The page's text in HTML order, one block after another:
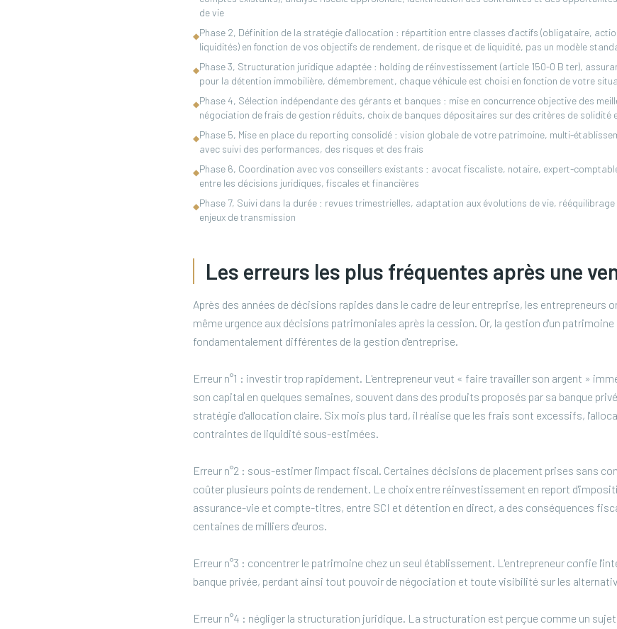
de vie
◆Phase 2, Définition de la stratégie d'allocation : répartition entre classes d'actifs (obligataire,
liquidités) en fonction de vos objectifs de rendement, de risque et de liquidité, pas un modèle
◆Phase 3, Structuration juridique adaptée : holding de réinvestissement (article 150-0 B ter),
pour la détention immobilière, démembrement, chaque véhicule est choisi en fonction de votre
◆Phase 4, Sélection indépendante des gérants et banques : mise en concurrence objective des
négociation de frais de gestion réduits, choix de banques dépositaires sur des critères de solidité
◆Phase 5, Mise en place du reporting consolidé : vision globale de votre patrimoine, multi-
avec suivi des performances, des risques et des frais
◆Phase 6, Coordination avec vos conseillers existants : avocat fiscaliste, notaire, expert-
entre les décisions juridiques, fiscales et financières
◆Phase 7, Suivi dans la durée : revues trimestrielles, adaptation aux évolutions de vie,
enjeux de transmission
Les erreurs les plus fréquentes après une
Après des années de décisions rapides dans le cadre de leur entreprise, les entrepreneurs
même urgence aux décisions patrimoniales après la cession. Or, la gestion d'un
fondamentalement différentes de la gestion d'entreprise.
Erreur n°1 : investir trop rapidement. L'entrepreneur veut « faire travailler son argent »
son capital en quelques semaines, souvent dans des produits proposés par sa banque
stratégie d'allocation claire. Six mois plus tard, il réalise que les frais sont excessifs,
contraintes de liquidité sous-estimées.
Erreur n°2 : sous-estimer l'impact fiscal. Certaines décisions de placement prises sans
coûter plusieurs points de rendement. Le choix entre réinvestissement en report
assurance-vie et compte-titres, entre SCI et détention en direct, a des conséquences
centaines de milliers d'euros.
Erreur n°3 : concentrer le patrimoine chez un seul établissement. L'entrepreneur confie
banque privée, perdant ainsi tout pouvoir de négociation et toute visibilité sur les
Erreur n°4 : négliger la structuration juridique. La structuration est perçue comme un